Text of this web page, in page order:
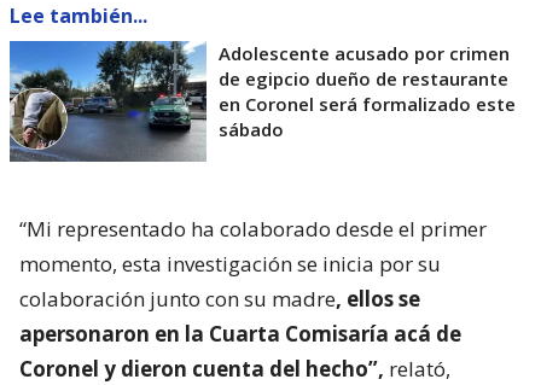
Lee también...
Adolescente acusado por crimen
de egipcio dueño de restaurante
en Coronel será formalizado este
sábado
“Mi representado ha colaborado desde el primer
momento, esta investigación se inicia por su
colaboración junto con su madre, ellos se
apersonaron en la Cuarta Comisaría acá de
Coronel y dieron cuenta del hecho”, relató,